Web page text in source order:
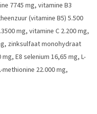
7745 mg, vitamine B3
(vitamine B5) 5.500
mg, vitamine C 2.200 mg,
zinksulfaat monohydraat
E8 selenium 16,65 mg, L-
22.000 mg,